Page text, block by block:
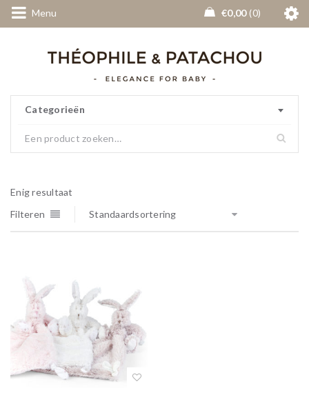
Menu €0,00 0
Categorieën
Enig resultaat
Filteren
Standaardsortering